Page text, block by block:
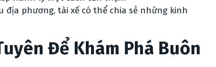
địa phương, tài xế có thể chia sẻ những kinh
Để Khám Phá Buôn